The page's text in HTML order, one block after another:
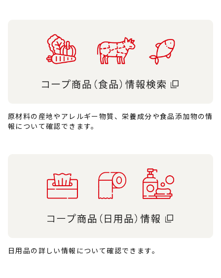
原材料の産地やアレルギー物質、栄養成分や食品添加物の情
報について確認できます。
日用品の詳しい情報について確認できます。